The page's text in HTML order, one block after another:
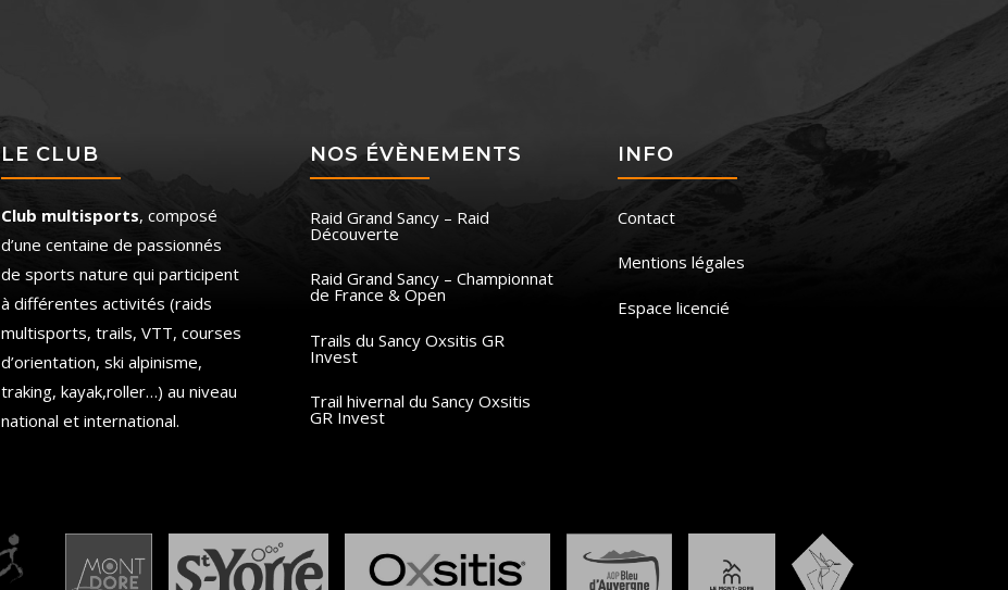
LE CLUB
Club multisports, composé
d’une centaine de passionnés
de sports nature qui participent
à différentes activités (raids
multisports, trails, VTT, courses
d’orientation, ski alpinisme,
traking, kayak,roller…) au niveau
national et international.
NOS ÉVÈNEMENTS
Raid Grand Sancy – Raid
Découverte
Raid Grand Sancy – Championnat
de France & Open
Trails du Sancy Oxsitis GR
Invest
Trail hivernal du Sancy Oxsitis
GR Invest
INFO
Contact
Mentions légales
Espace licencié